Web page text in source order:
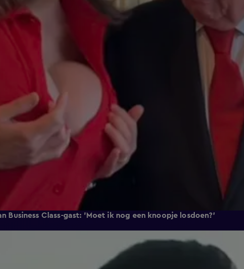
Business Class-gast: 'Moet ik nog een knoopje losdoen?'